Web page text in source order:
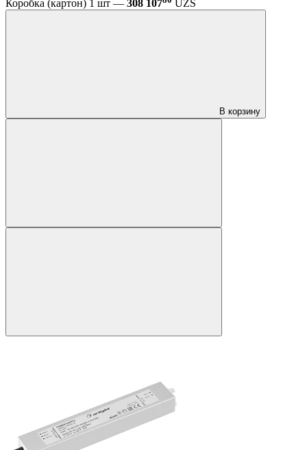
Коробка (картон) 1 шт — 308 107 UZS
В корзину